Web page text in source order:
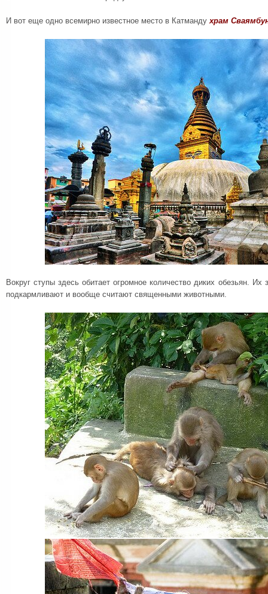
И вот еще одно всемирно известное место в Катмандухрам
Вокруг ступы здесь обитает огромное количество диких обезьян. Их
подкармливают и вообще считают священными животными.